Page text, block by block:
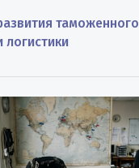
таможенного